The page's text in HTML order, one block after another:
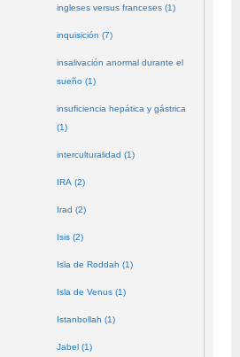
ingleses versus franceses (1)
inquisición (7)
insalivación anormal durante el
sueño (1)
insuficiencia hepática y gástrica
(1)
interculturalidad (1)
IRA (2)
Irad (2)
Isis (2)
Isla de Roddah (1)
Isla de Venus (1)
Istanbollah (1)
Jabel (1)